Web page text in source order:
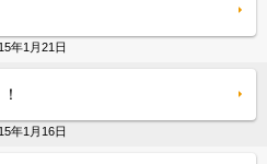
年1月21日
年1月16日